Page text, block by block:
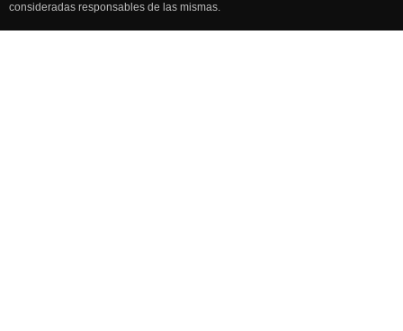
consideradas responsables de las mismas.